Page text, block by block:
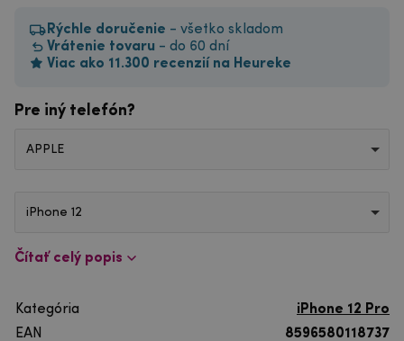
Rýchle doručenie - všetko skladom
Vrátenie tovaru - do 60 dní
Viac ako 11.300 recenzií na Heureke
Pre iný telefón?
APPLE
iPhone 12
Čítať celý popis
Kategória
iPhone 12 Pro
EAN
8596580118737